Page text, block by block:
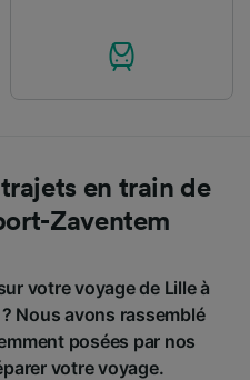
en train de
Zaventem
votre voyage de Lille à
Nous avons rassemblé
posées par nos
votre voyage.